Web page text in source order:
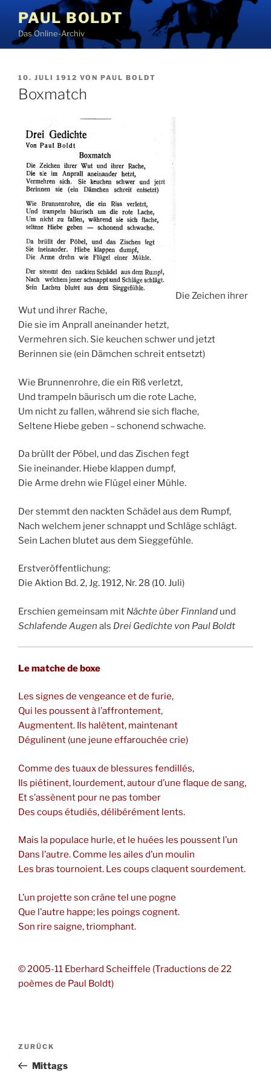
Inhalt
springen
PAUL BOLDT
Das Online-Archiv
VERÖFFENTLICHT
AM
10. JULI 1912 VON PAUL BOLDT
Boxmatch
Die Zeichen ihrer
Wut und ihrer Rache,
Die sie im Anprall aneinander hetzt,
Vermehren sich. Sie keuchen schwer und jetzt
Berinnen sie (ein Dämchen schreit entsetzt)
Wie Brunnenrohre, die ein Riß verletzt,
Und trampeln bäurisch um die rote Lache,
Um nicht zu fallen, während sie sich flache,
Seltene Hiebe geben – schonend schwache.
Da brüllt der Pöbel, und das Zischen fegt
Sie ineinander. Hiebe klappen dumpf,
Die Arme drehn wie Flügel einer Mühle.
Der stemmt den nackten Schädel aus dem Rumpf,
Nach welchem jener schnappt und Schläge schlägt.
Sein Lachen blutet aus dem Sieggefühle.
Erstveröffentlichung:
Die Aktion Bd. 2, Jg. 1912, Nr. 28 (10. Juli)
Erschien gemeinsam mit Nächte über Finnland und
Schlafende Augen als Drei Gedichte von Paul Boldt
Le matche de boxe
Les signes de vengeance et de furie,
Qui les poussent à l’affrontement,
Augmentent. Ils halètent, maintenant
Dégulinent (une jeune effarouchée crie)
Comme des tuaux de blessures fendillés,
Ils piétinent, lourdement, autour d’une flaque de sang,
Et s’assènent pour ne pas tomber
Des coups étudiés, délibérément lents.
Mais la populace hurle, et le huées les poussent l’un
Dans l’autre. Comme les ailes d’un moulin
Les bras tournoient. Les coups claquent sourdement.
L’un projette son crâne tel une pogne
Que l’autre happe; les poings cognent.
Son rire saigne, triomphant.
© 2005-11 Eberhard Scheiffele (Traductions de 22
poèmes de Paul Boldt)
Beitragsnavigation
Vorheriger
Beitrag
ZURÜCK
Mittags